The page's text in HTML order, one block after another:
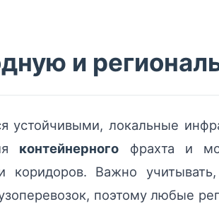
и
устойчивыми, локальные
контейнерного фрахта и
коридоров. Важно
поэтому любые